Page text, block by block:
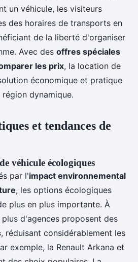
un véhicule, les visiteurs
des horaires de transports en
de la liberté d'organiser
Avec des offres spéciales
les prix, la location de
économique et pratique
dynamique.
et tendances de
véhicule écologiques
par l'impact environnemental
, les options écologiques
plus en plus importante. À
d'agences proposent des
, réduisant considérablement les
exemple, la Renault Arkana et